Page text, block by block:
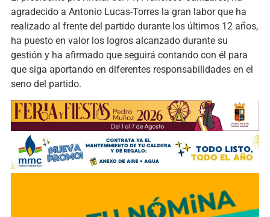
agradecido a Antonio Lucas-Torres la gran labor que ha
realizado al frente del partido durante los últimos 12 años,
ha puesto en valor los logros alcanzado durante su
gestión y ha afirmado que seguirá contando con él para
que siga aportando en diferentes responsabilidades en el
seno del partido.